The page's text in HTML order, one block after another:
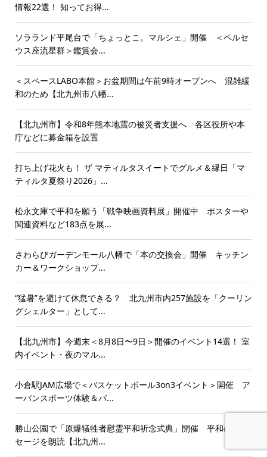
情報22選！ 知ってお得...
ソラランド平尾台で「ちょっとこ。マルシェ」開催 ＜ペルセ
ウス座流星群＞鑑賞会...
＜スペースLABO本館＞お盆期間は午前9時オープンへ 混雑緩
和のため【北九州市八幡...
【北九州市】令和8年熊本地震の被災者支援へ 各区役所や本
庁などに募金箱を設置
打ち上げ花火も！ ザ マティルタスイートでグルメ＆縁日「マ
ティルタ夏祭り2026」...
松永文庫で平和を願う「戦争映画資料展」開催中 ポスターや
関連資料など183点を展...
さわらびガーデンモール八幡で「本の交換会」開催 キッチン
カー＆ワークショップ...
“猛暑”を避けて休息できる？ 北九州市内257施設を「クーリン
グシェルター」として...
【北九州市】今週末＜8月8日〜9日＞開催のイベント14選！ 室
内イベント・夜のマル...
小倉駅JAM広場で＜バスケットボール3on3イベント＞開催 ア
ーバンスポーツ体験＆パ...
勝山公園で「原爆犠牲者慰霊平和祈念式典」開催 平和のメッ
セージを朗読【北九州...